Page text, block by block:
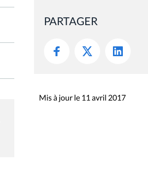
PARTAGER
Mis à jour le 11 avril 2017